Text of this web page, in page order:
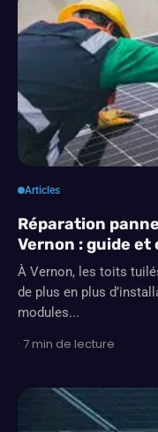
Articles
Réparation
Vernon : guide et
À Vernon, les toits
de plus en plus
modules...
· 7 min de lecture